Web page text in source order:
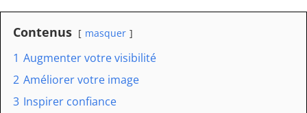
Contenus masquer
1 Augmenter votre visibilité
2 Améliorer votre image
3 Inspirer confiance